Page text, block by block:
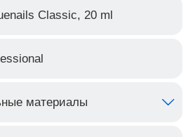
Classic, 20 ml
материалы